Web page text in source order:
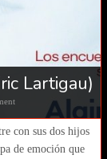
Lartigau)
con sus dos hijos
de emoción que